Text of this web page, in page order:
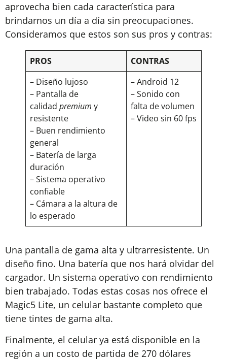
aprovecha bien cada característica para
brindarnos un día a día sin preocupaciones.
Consideramos que estos son sus pros y contras:
PROS
CONTRAS
– Diseño lujoso
– Pantalla de
calidadpremium y
resistente
– Buen rendimiento
general
– Batería de larga
duración
– Sistema operativo
confiable
– Cámara a la altura de
lo esperado
– Android 12
– Sonido con
falta de volumen
– Video sin 60 fps
Una pantalla de gama alta y ultrarresistente. Un
diseño fino. Una batería que nos hará olvidar del
cargador. Un sistema operativo con rendimiento
bien trabajado. Todas estas cosas nos ofrece el
Magic5 Lite, un celular bastante completo que
tiene tintes de gama alta.
Finalmente, el celular ya está disponible en la
región a un costo de partida de 270 dólares